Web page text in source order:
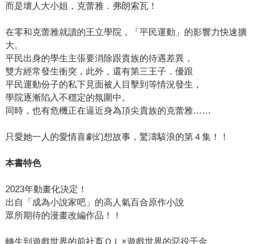
而是壞人大小姐，克蕾雅．弗朗索瓦！
在零和克蕾雅就讀的王立學院，「平民運動」的影響力快速擴
大。
平民出身的學生主張要消除跟貴族的待遇差異，
雙方經常發生衝突，此外，還有第三王子．優跟
平民運動份子的私下見面被人目擊到等情況發生，
學院逐漸陷入不穩定的氛圍中。
同時，也有危機正在逼近身為頂尖貴族的克蕾雅……
只愛她一人的愛情喜劇幻想故事，驚濤駭浪的第４集！！
本書特色
2023年動畫化決定！
出自「成為小說家吧」的高人氣百合原作小說
眾所期待的漫畫改編作品！！
轉生到遊戲世界的前社畜ＯＬ×遊戲世界的惡役千金